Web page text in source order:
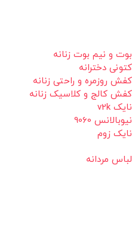
بوت و نیم بوت زنانه
کتونی دخترانه
کفش روزمره و راحتی زنانه
کفش کالج و کلاسیک زنانه
نایک v2k
نیوبالانس 9060
نایک زوم
لباس مردانه